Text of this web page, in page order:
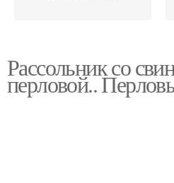
Томатный суп
Рассольник со
перловой..